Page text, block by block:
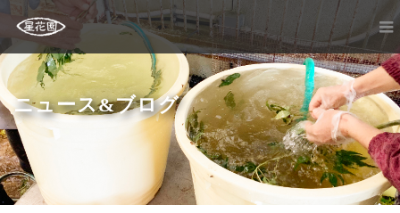
ニュース&ブログ